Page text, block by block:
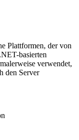
Plattformen, der von
basierten
verwendet,
den Server